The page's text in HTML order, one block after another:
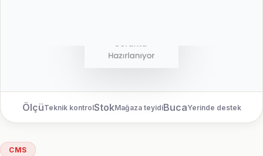
ÖlçüTeknik kontrolStokMağaza teyidiBucaYerinde destek
CMS